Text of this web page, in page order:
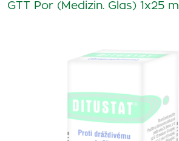
GTT Por (Medizin. Glas) 1x25 ml